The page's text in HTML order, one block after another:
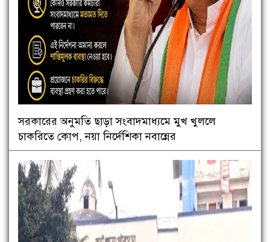
সরকারের অনুমতি ছাড়া সংবাদমাধ্যমে মুখ খুললে
চাকরিতে কোপ, নয়া নির্দেশিকা নবান্নের